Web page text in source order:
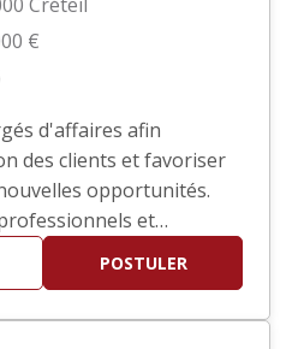
Créteil
€
d'affaires afin
des clients et favoriser
opportunités.
et
Piloter les réponses
avec les
POSTULER